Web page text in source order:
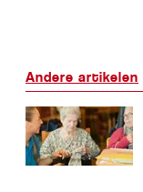
Andere artikelen